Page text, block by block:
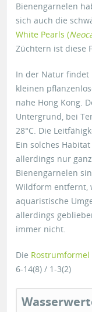
Bienengarnelen
sich auch die
White Pearls (
Züchtern ist diese
In der Natur findet
kleinen
nahe Hong Kong.
Untergrund, bei
28°C. Die
Ein solches
allerdings nur
Bienengarnelen
Wildform entfernt,
aquaristische
allerdings
immer nicht.
Die Rostrumformel
6-14(8) / 1-3(2)